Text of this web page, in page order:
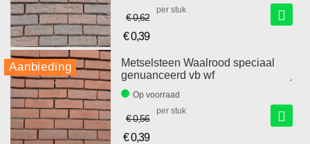
€ 0,62
prijs
€ 0,39
per stuk
Aanbieding
Metselsteen Waalrood speciaal
genuanceerd vb wf
Op voorraad
€ 0,56
€ 0,39
per stuk